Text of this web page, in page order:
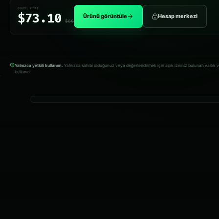
GÜNCEL FIYAT
$73.10 $86
Ürünü görüntüle Hesap merkezi
Yalnızca yetkili kullanım. Yalnızca sahibi olduğunuz veya değerlendirmek için açık izniniz bulunan varlık
kullanın.